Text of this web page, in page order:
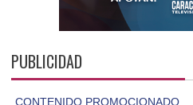
PUBLICIDAD